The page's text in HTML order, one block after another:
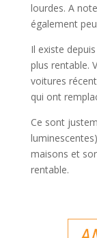
lourdes. A
également
Il existe
plus rentable.
voitures
qui ont
Ce sont
maisons et
rentable.